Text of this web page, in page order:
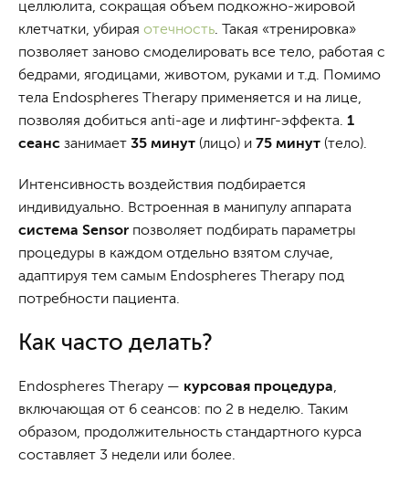
целлюлита, сокращая объем подкожно-жировой
клетчатки, убирая отечность . Такая «тренировка»
позволяет заново смоделировать все тело, работая с
бедрами, ягодицами, животом, руками и т.д. Помимо
тела Endospheres Therapy применяется и на лице,
позволяя добиться anti-age и лифтинг-эффекта. 1
сеанс занимает 35 минут (лицо) и 75 минут (тело).
Интенсивность воздействия подбирается
индивидуально. Встроенная в манипулу аппарата
система Sensor позволяет подбирать параметры
процедуры в каждом отдельно взятом случае,
адаптируя тем самым Endospheres Therapy под
потребности пациента.
Как часто делать?
Endospheres Therapy — курсовая процедура
включающая от 6 сеансов: по 2 в неделю. Таким
образом, продолжительность стандартного курса
составляет 3 недели или более.